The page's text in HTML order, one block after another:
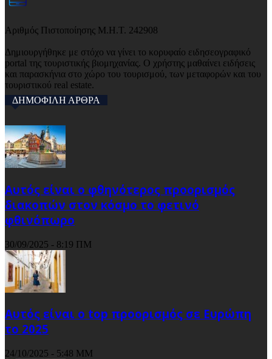
Αριθμός Πιστοποίησης Μ.Η.Τ. 242908
Δημιουργήθηκε με στόχο να γίνει το κορυφαίο ειδησεογραφικό
portal της τουριστικής βιομηχανίας. Ο χρήστης μαθαίνει ειδήσεις
και παρασκήνια στο χώρο του τουρισμού, των μεταφορών και του
τουριστικού real estate.
ΔΗΜΟΦΙΛΗ ΑΡΘΡΑ
Αυτός είναι ο φθηνότερος προορισμός
διακοπών στον κόσμο το φετινό
φθινόπωρο
30/09/2025 - 8:19 ΠΜ
Αυτός είναι ο top προορισμός σε Ευρώπη
το 2025
24/10/2025 - 5:48 ΜΜ